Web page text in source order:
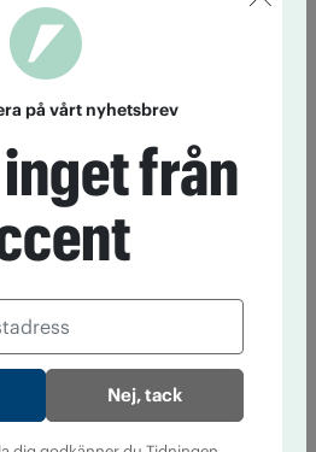
vårt nyhetsbrev!
fredag.
för
på vårt nyhetsbrev
från
Nej, tack